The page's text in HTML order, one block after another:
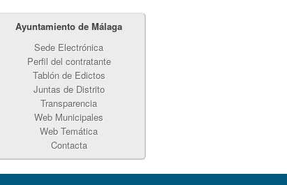
Ayuntamiento de Málaga
Sede Electrónica
Perfil del contratante
Tablón de Edictos
Juntas de Distrito
Transparencia
Web Municipales
Web Temática
Contacta